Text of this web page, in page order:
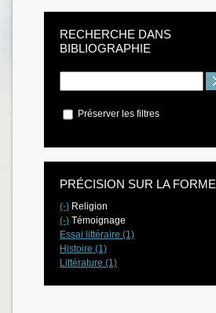
RECHERCHE DANS
BIBLIOGRAPHIE
Préserver les filtres
PRÉCISION SUR LA FORME
(-) Religion
(-) Témoignage
Essai littéraire (1)
Histoire (1)
Littérature (1)